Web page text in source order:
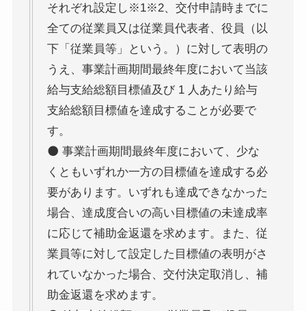
それぞれ設定し※1※2、交付申請時までに
全ての従業員又は従業員代表者、役員（以
下「従業員等」という。）に対して表明の
うえ、事業計画期間最終年度において当該
給与支給総額目標値及び 1 人あたり給与
支給総額目標値を達成することが必要で
す。
⚫ 事業計画期間最終年度において、少な
くともいずれか一方の目標値を達成する必
要があります。いずれも達成できなかった
場合、達成度合いの高い目標値の未達成率
に応じて補助金返還を求めます。また、従
業員等に対して設定した目標値の表明がさ
れていなかった場合、交付決定取消し、補
助金返還を求めます。